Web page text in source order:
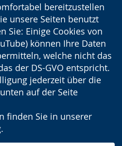
bereitzustellen
unsere Seiten benutzt
Sie: Einige Cookies von
können Ihre Daten
welche nicht das
der DS-GVO entspricht.
jederzeit über die
auf der Seite
finden Sie in unserer
.